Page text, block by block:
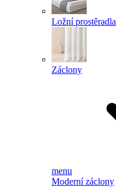
Ložní prostěradla
Záclony
menu
Moderní záclony